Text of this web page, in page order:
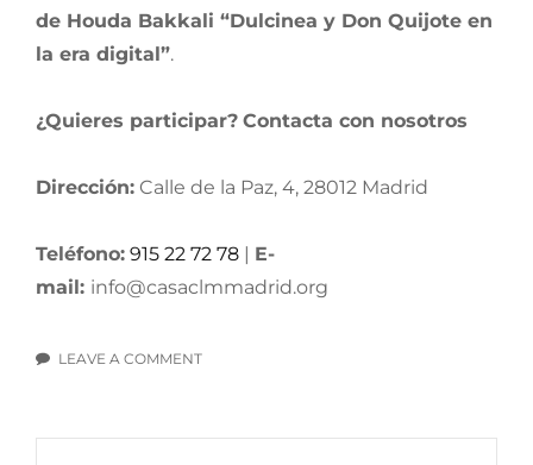
de Houda Bakkali “Dulcinea y Don Quijote en
la era digital”.
¿Quieres participar? Contacta con nosotros
Dirección: Calle de la Paz, 4, 28012 Madrid
Teléfono: 915 22 72 78 | E-
mail: info@casaclmmadrid.org
LEAVE A COMMENT